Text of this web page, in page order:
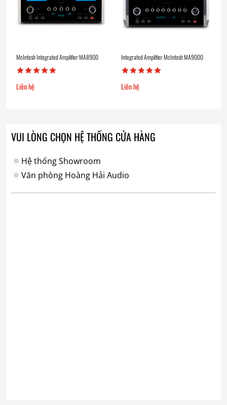
McIntosh Integrated Amplifier MA8900
Liên hệ
Integrated Amplifier McIntosh MA9000
Liên hệ
VUI LÒNG CHỌN HỆ THỐNG CỬA HÀNG
Hệ thống Showroom
Văn phòng Hoàng Hải Audio